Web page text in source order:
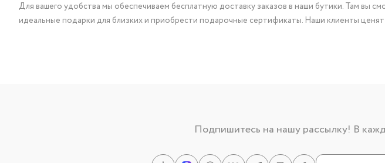
Для вашего удобства мы обеспечиваем бесплатную доставку заказов в наши бутики. Там вы
идеальные подарки для близких и приобрести подарочные сертификаты. Наши клиенты
Подпишитесь на нашу рассылку! В